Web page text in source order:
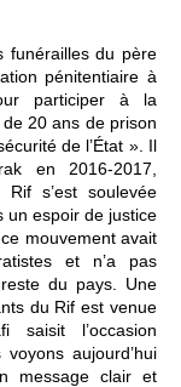
funérailles du père
pénitentiaire à
participer à la
20 ans de prison
de l’État ». Il
en 2016-2017,
s’est soulevée
un espoir de justice
mouvement avait
et n’a pas
du pays. Une
du Rif est venue
saisit l’occasion
aujourd’hui
message clair et